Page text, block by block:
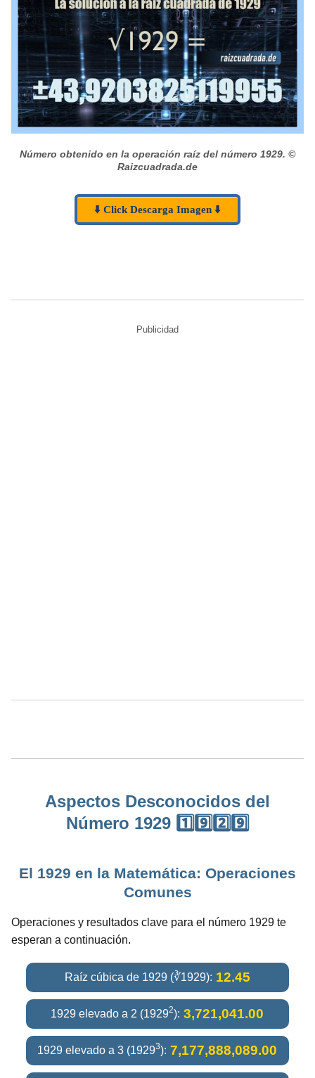
Número obtenido en la operación raíz del número 1929. ©
Raizcuadrada.de
⬇️ Click Descarga Imagen ⬇️
Publicidad
Aspectos Desconocidos del
Número 1929 1️⃣9️⃣2️⃣9️⃣
El 1929 en la Matemática: Operaciones
Comunes
Operaciones y resultados clave para el número 1929 te
esperan a continuación.
Raíz cúbica de 1929 (∛1929): 12.45
1929 elevado a 2 (19292): 3,721,041.00
1929 elevado a 3 (19293): 7,177,888,089.00